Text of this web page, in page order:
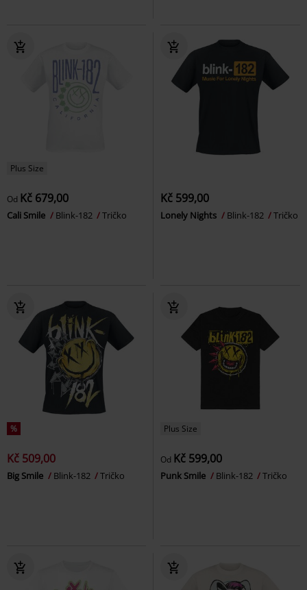
Plus Size
Od Kč 679,00
Cali Smile Blink-182 Tričko
Kč 599,00
Lonely Nights Blink-182 Tričko
%
Kč 509,00
Big Smile Blink-182 Tričko
Plus Size
Od Kč 599,00
Punk Smile Blink-182 Tričko